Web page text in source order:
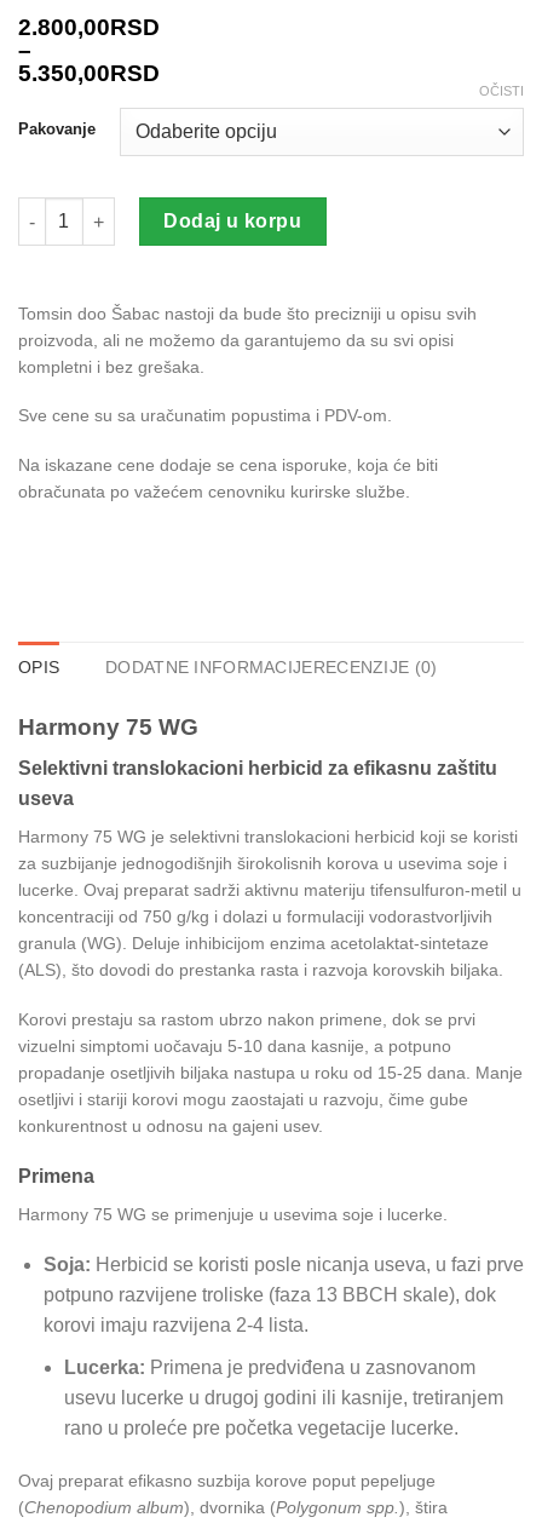
2.800,00RSD
–
5.350,00RSD
Pakovanje
OČISTI
HARMONY 75 WG količina
Dodaj u korpu
Tomsin doo Šabac nastoji da bude što precizniji u opisu svih
proizvoda, ali ne možemo da garantujemo da su svi opisi
kompletni i bez grešaka.
Sve cene su sa uračunatim popustima i PDV-om.
Na iskazane cene dodaje se cena isporuke, koja će biti
obračunata po važećem cenovniku kurirske službe.
OPIS DODATNE INFORMACIJERECENZIJE (0)
Harmony 75 WG
Selektivni translokacioni herbicid za efikasnu zaštitu
useva
Harmony 75 WG je selektivni translokacioni herbicid koji se koristi
za suzbijanje jednogodišnjih širokolisnih korova u usevima soje i
lucerke. Ovaj preparat sadrži aktivnu materiju tifensulfuron-metil u
koncentraciji od 750 g/kg i dolazi u formulaciji vodorastvorljivih
granula (WG). Deluje inhibicijom enzima acetolaktat-sintetaze
(ALS), što dovodi do prestanka rasta i razvoja korovskih biljaka.
Korovi prestaju sa rastom ubrzo nakon primene, dok se prvi
vizuelni simptomi uočavaju 5-10 dana kasnije, a potpuno
propadanje osetljivih biljaka nastupa u roku od 15-25 dana. Manje
osetljivi i stariji korovi mogu zaostajati u razvoju, čime gube
konkurentnost u odnosu na gajeni usev.
Primena
Harmony 75 WG se primenjuje u usevima soje i lucerke.
Soja: Herbicid se koristi posle nicanja useva, u fazi prve
potpuno razvijene troliske (faza 13 BBCH skale), dok
korovi imaju razvijena 2-4 lista.
Lucerka: Primena je predviđena u zasnovanom
usevu lucerke u drugoj godini ili kasnije, tretiranjem
rano u proleće pre početka vegetacije lucerke.
Ovaj preparat efikasno suzbija korove poput pepeljuge
(Chenopodium album), dvornika (Polygonum spp.), štira